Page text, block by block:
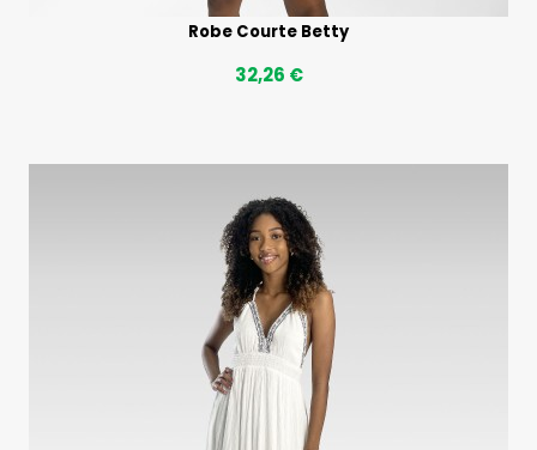
Robe Courte Betty
32,26 €